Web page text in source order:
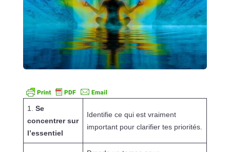
1. Se
concentrer sur
l’essentiel
Identifie ce qui est vraiment
important pour clarifier tes priorités.